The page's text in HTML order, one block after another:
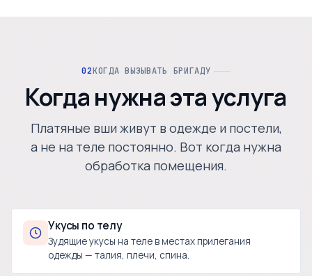
КОГДА ВЫЗЫВАТЬ БРИГАДУ
Когда нужна эта услуга
Платяные вши живут в одежде и постели,
а не на теле постоянно. Вот когда нужна
обработка помещения.
Укусы по телу
Зудящие укусы на теле в местах прилегания
одежды — талия, плечи, спина.